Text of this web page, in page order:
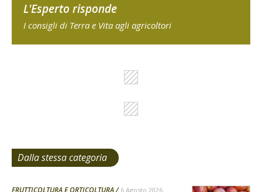
L'Esperto risponde
I consigli di Terra e Vita agli agricoltori
Dalla stessa categoria
FRUTTICOLTURA E ORTICOLTURA 6 Agosto 2026